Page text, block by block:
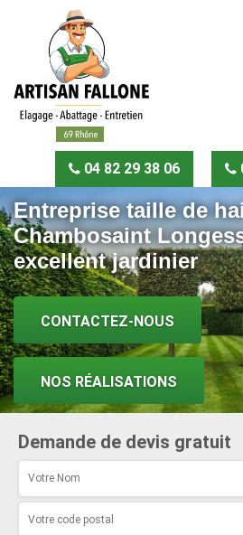
04 82 29 38 06
Entreprise taille de
Chambosaint
excellent jardinier
CONTACTEZ-NOUS
NOS RÉALISATIONS
Demande de devis gratuit